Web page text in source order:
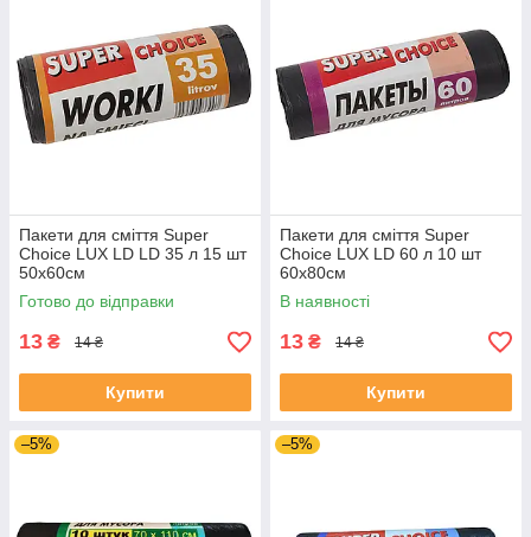
Пакети для сміття Super
Choice LUX LD LD 35 л 15 шт
50х60см
Готово до відправки
13 ₴ 14 ₴
Купити
Пакети для сміття Super
Choice LUX LD 60 л 10 шт
60х80см
В наявності
13 ₴ 14 ₴
Купити
–5% –5%